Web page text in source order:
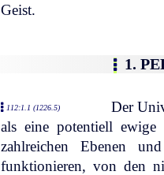
Geist.
1.
112:1.1 (1226.5)
Der
als eine potentiell
zahlreichen Ebenen
funktionieren, von den